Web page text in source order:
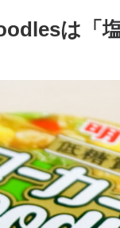
は「